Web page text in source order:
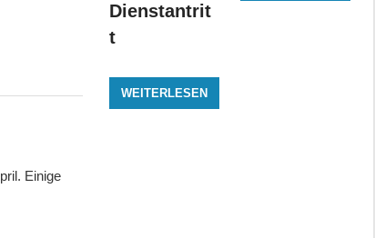
Einige
Dienstantrit
t
WEITERLESEN